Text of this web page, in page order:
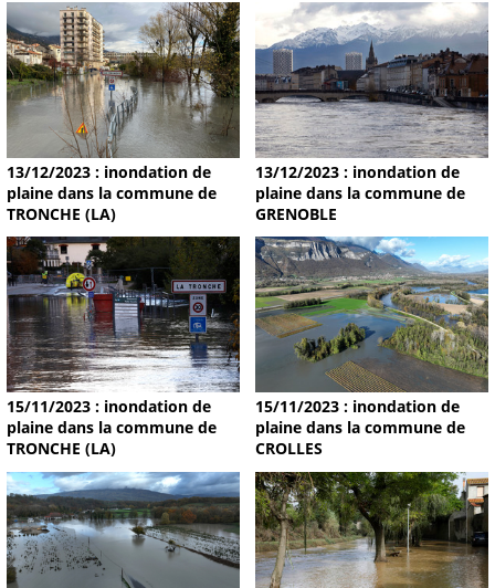
13/12/2023 : inondation de
plaine dans la commune de
TRONCHE (LA)
13/12/2023 : inondation de
plaine dans la commune de
GRENOBLE
15/11/2023 : inondation de
plaine dans la commune de
TRONCHE (LA)
15/11/2023 : inondation de
plaine dans la commune de
CROLLES